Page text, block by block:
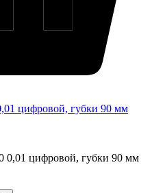
цифровой, губки 90 мм